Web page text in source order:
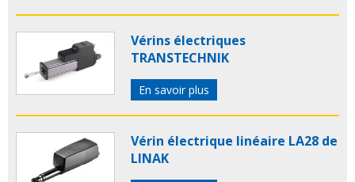
Vérins électriques
TRANSTECHNIK
En savoir plus
Vérin électrique linéaire LA28 de
LINAK